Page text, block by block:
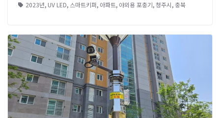
2023년, UV LED, 스마트키퍼, 아파트, 야외용 포충기, 청주시,충북